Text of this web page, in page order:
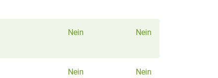
Nein Nein
Nein Nein